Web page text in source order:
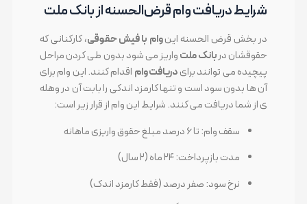
شرایط دریافت وام قرض‌الحسنه از بانک ملت
در بخش قرض الحسنه اینوام با فیش حقوقی، کارکنانی که
حقوقشان دربانک ملتواریز می شود بدون طی کردن مراحل
پیچیده می توانند برایدریافت وام اقدام کنند. این وام برای
آن ها بدون سود است و تنها کارمزد اندکی را بابت آن در وهله
ی از شما دریافت می کنند. شرایط این وام از قرار زیر است:
سقف وام: تا ۶ درصد مبلغ حقوق واریزی ماهانه
مدت بازپرداخت: ۲۴ ماه (۲ سال)
نرخ سود: صفر درصد (فقط کارمزد اندک)